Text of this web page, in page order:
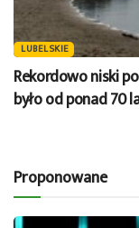
LUBELSKIE
Rekordowo niski
było od ponad 70
Proponowane